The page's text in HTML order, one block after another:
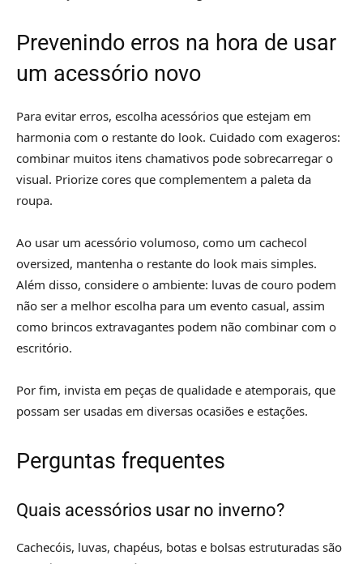
Prevenindo erros na hora de usar
um acessório novo
Para evitar erros, escolha acessórios que estejam em
harmonia com o restante do look. Cuidado com exageros:
combinar muitos itens chamativos pode sobrecarregar o
visual. Priorize cores que complementem a paleta da
roupa.
Ao usar um acessório volumoso, como um cachecol
oversized, mantenha o restante do look mais simples.
Além disso, considere o ambiente: luvas de couro podem
não ser a melhor escolha para um evento casual, assim
como brincos extravagantes podem não combinar com o
escritório.
Por fim, invista em peças de qualidade e atemporais, que
possam ser usadas em diversas ocasiões e estações.
Perguntas frequentes
Quais acessórios usar no inverno?
Cachecóis, luvas, chapéus, botas e bolsas estruturadas são